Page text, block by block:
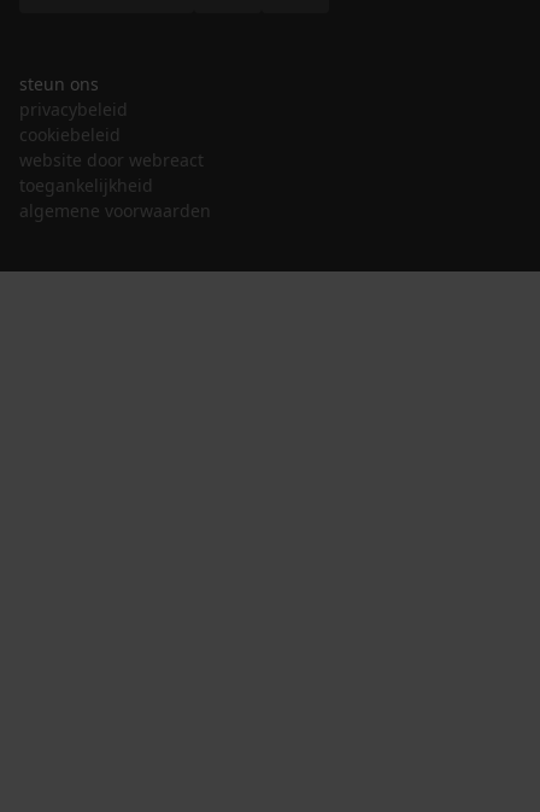
steun ons
privacybeleid
cookiebeleid
website door webreact
toegankelijkheid
algemene voorwaarden